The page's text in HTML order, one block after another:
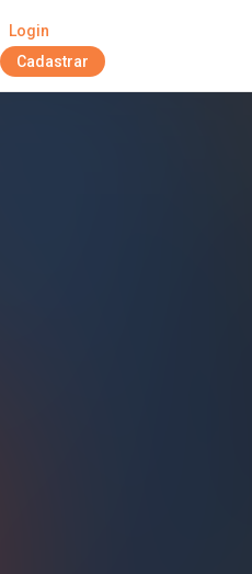
Login
Cadastrar